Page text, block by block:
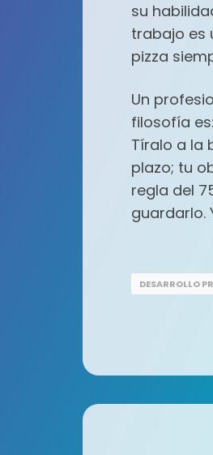
su
trabajo es
pizza
Un
filosofía
Tíralo a la
plazo; tu
regla del
guardarlo.
DESARROLLO